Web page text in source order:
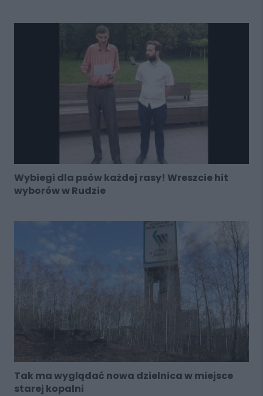
Wybiegi dla psów każdej rasy! Wreszcie hit
wyborów w Rudzie
Tak ma wyglądać nowa dzielnica w miejsce
starej kopalni